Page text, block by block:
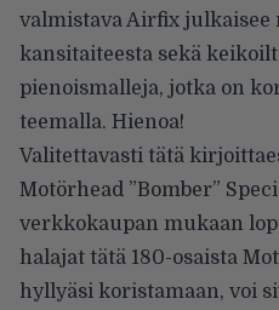
valmistava Airfix julkaisee
kansitaiteesta sekä
pienoismalleja, jotka on
teemalla. Hienoa!
Valitettavasti tätä
Motörhead ”Bomber”
verkkokaupan mukaan
halajat tätä 180-osaista
hyllyäsi koristamaan, voi